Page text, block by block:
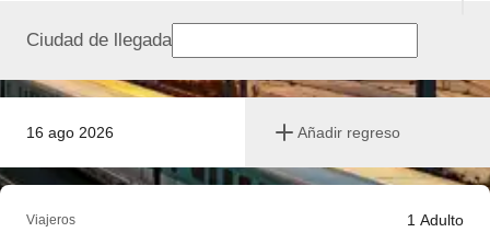
16 ago 2026 Añadir regreso
Ciudad de llegada
Viajeros 1 Adulto